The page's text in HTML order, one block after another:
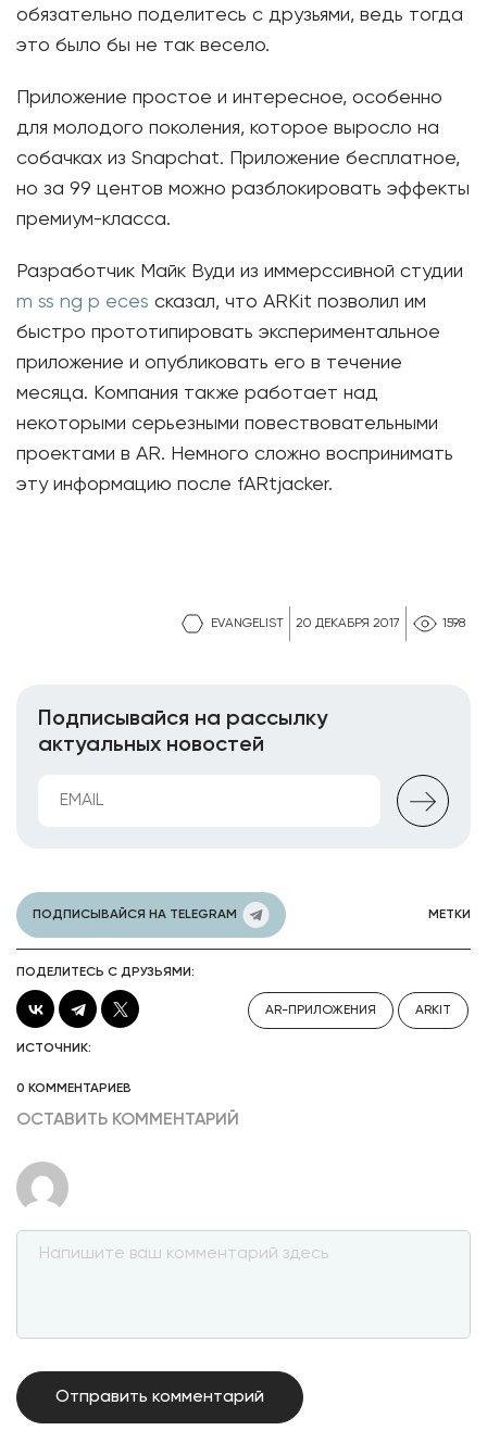
EVANGELIST 20 ДЕКАБРЯ 2017 1598
обязательно поделитесь с друзьями, ведь тогда
это было бы не так весело.
Приложение простое и интересное, особенно
для молодого поколения, которое выросло на
собачках из Snapchat. Приложение бесплатное,
но за 99 центов можно разблокировать эффекты
премиум-класса.
Разработчик Майк Вуди из иммерссивной студии
m ss ng p eces сказал, что ARKit позволил им
быстро прототипировать экспериментальное
приложение и опубликовать его в течение
месяца. Компания также работает над
некоторыми серьезными повествовательными
проектами в AR. Немного сложно воспринимать
эту информацию после fARtjacker.
Подписывайся на рассылку
актуальных новостей
ПОДПИСЫВАЙСЯ НА TELEGRAM МЕТКИ
ПОДЕЛИТЕСЬ С ДРУЗЬЯМИ:
AR-ПРИЛОЖЕНИЯ ARKIT
ИСТОЧНИК:
0 КОММЕНТАРИЕВ
ОСТАВИТЬ КОММЕНТАРИЙ